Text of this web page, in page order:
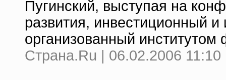
Пугинский, выступая на
развития, инвестиционный
организованный
Страна.Ru | 06.02.2006 11:10